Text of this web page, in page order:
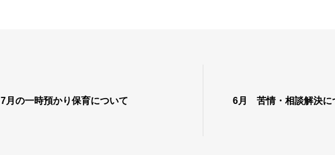
7月の一時預かり保育について 6月 苦情・相談解決に